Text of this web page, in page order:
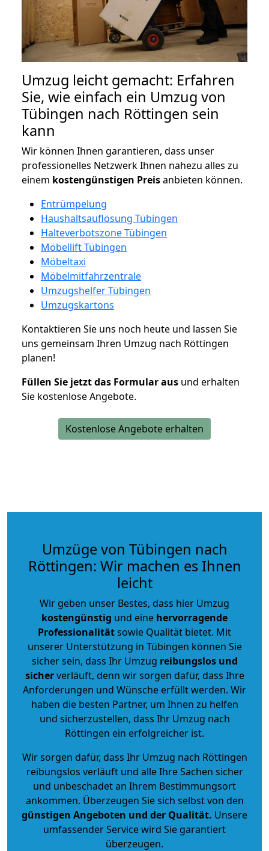
Umzug leicht gemacht: Erfahren
Sie, wie einfach ein Umzug von
Tübingen nach Röttingen sein
kann
Wir können Ihnen garantieren, dass unser
professionelles Netzwerk Ihnen nahezu alles zu
einem kostengünstigen Preisanbieten können.
Entrümpelung
Haushaltsauflösung Tübingen
Halteverbotszone Tübingen
Möbellift Tübingen
Möbeltaxi
Möbelmitfahrzentrale
Umzugshelfer Tübingen
Umzugskartons
Kontaktieren Sie uns noch heute und lassen Sie
uns gemeinsam Ihren Umzug nach Röttingen
planen!
Füllen Sie jetzt das Formular aus und erhalten
Sie kostenlose Angebote.
Kostenlose Angebote erhalten
Umzüge von Tübingen nach
Röttingen: Wir machen es Ihnen
leicht
Wir geben unser Bestes, dass hier Umzug
kostengünstig und eine hervorragende
Professionalitätsowie Qualität bietet. Mit
unserer Unterstützung in Tübingen können Sie
sicher sein, dass Ihr Umzug reibungslos und
sicherverläuft, denn wir sorgen dafür, dass Ihre
Anforderungen und Wünsche erfüllt werden. Wir
haben die besten Partner, um Ihnen zu helfen
und sicherzustellen, dass Ihr Umzug nach
Röttingen ein erfolgreicher ist.
Wir sorgen dafür, dass Ihr Umzug nach Röttingen
reibungslos verläuft und alle Ihre Sachen sicher
und unbeschadet an Ihrem Bestimmungsort
ankommen. Überzeugen Sie sich selbst von den
günstigen Angeboten und der Qualität. Unsere
umfassender Service wird Sie garantiert
überzeugen.